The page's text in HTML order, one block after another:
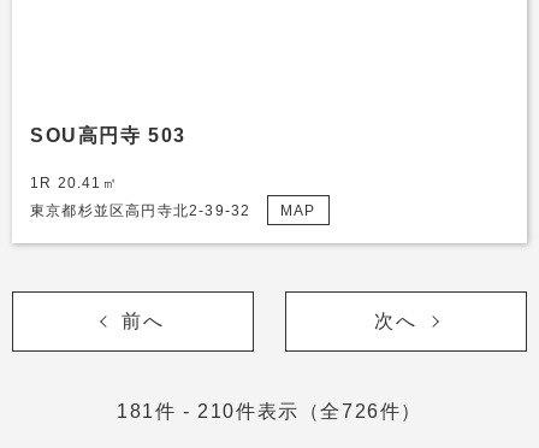
SOU高円寺 503
1R 20.41㎡
東京都杉並区高円寺北2-39-32
MAP
前へ 次へ
181件 - 210件表示（全726件）